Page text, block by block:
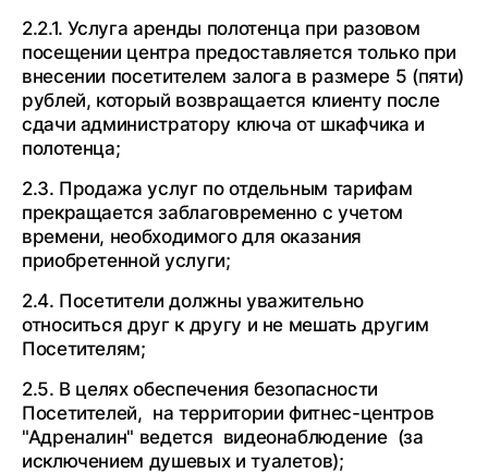
2.2.1. Услуга аренды полотенца при разовом
посещении центра предоставляется только при
внесении посетителем залога в размере 5 (пяти)
рублей, который возвращается клиенту после
сдачи администратору ключа от шкафчика и
полотенца;
2.3. Продажа услуг по отдельным тарифам
прекращается заблаговременно с учетом
времени, необходимого для оказания
приобретенной услуги;
2.4. Посетители должны уважительно
относиться друг к другу и не мешать другим
Посетителям;
2.5. В целях обеспечения безопасности
Посетителей, на территории фитнес-центров
"Адреналин" ведется видеонаблюдение (за
исключением душевых и туалетов);